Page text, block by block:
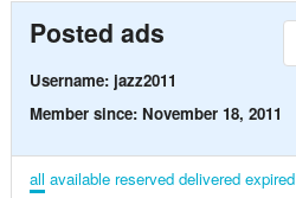
Posted ads
Username: jazz2011
Member since: November 18, 2011
all available reserved delivered expired